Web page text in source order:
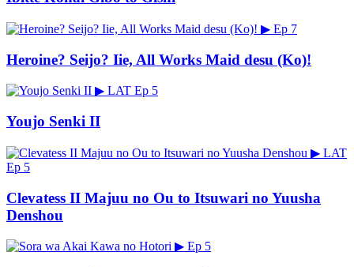
▶ Ep 7
Heroine? Seijo? Iie, All Works Maid desu (Ko)!
▶ LAT Ep 5
Youjo Senki II
▶ LAT
Ep 5
Clevatess II Majuu no Ou to Itsuwari no Yuusha
Denshou
▶ Ep 5